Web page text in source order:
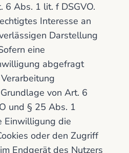
6 Abs. 1 lit. f DSGVO.
Interesse an
Darstellung
eine
abgefragt
von Art. 6
und § 25 Abs. 1
Einwilligung die
oder den Zugriff
Endgerät des Nutzers